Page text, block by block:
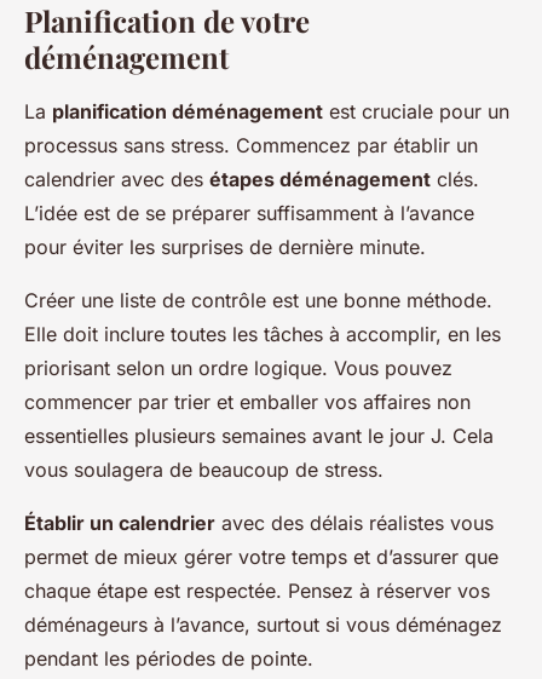
Planification de votre
déménagement
La planification déménagement est cruciale pour un
processus sans stress. Commencez par établir un
calendrier avec des étapes déménagement clés.
L’idée est de se préparer suffisamment à l’avance
pour éviter les surprises de dernière minute.
Créer une liste de contrôle est une bonne méthode.
Elle doit inclure toutes les tâches à accomplir, en les
priorisant selon un ordre logique. Vous pouvez
commencer par trier et emballer vos affaires non
essentielles plusieurs semaines avant le jour J. Cela
vous soulagera de beaucoup de stress.
Établir un calendrier avec des délais réalistes vous
permet de mieux gérer votre temps et d’assurer que
chaque étape est respectée. Pensez à réserver vos
déménageurs à l’avance, surtout si vous déménagez
pendant les périodes de pointe.